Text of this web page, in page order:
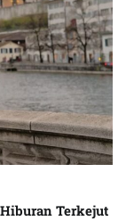
Terkejut